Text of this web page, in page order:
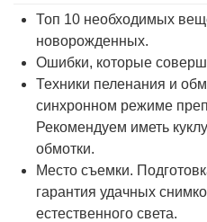
Топ 10 необходимых
новорожденных.
Ошибки, которые
Техники пеленания и
синхронном режиме
Рекомендуем иметь
обмотки.
Место съемки.
гарантия удачных
естественного света.